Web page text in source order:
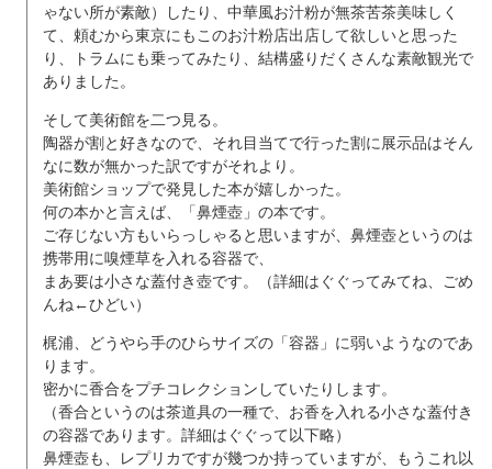
ゃない所が素敵）したり、中華風お汁粉が無茶苦茶美味しく
て、頼むから東京にもこのお汁粉店出店して欲しいと思った
り、トラムにも乗ってみたり、結構盛りだくさんな素敵観光で
ありました。
そして美術館を二つ見る。
陶器が割と好きなので、それ目当てで行った割に展示品はそん
なに数が無かった訳ですがそれより。
美術館ショップで発見した本が嬉しかった。
何の本かと言えば、「鼻煙壺」の本です。
ご存じない方もいらっしゃると思いますが、鼻煙壺というのは
携帯用に嗅煙草を入れる容器で、
まあ要は小さな蓋付き壺です。（詳細はぐぐってみてね、ごめ
んね←ひどい）
梶浦、どうやら手のひらサイズの「容器」に弱いようなのであ
ります。
密かに香合をプチコレクションしていたりします。
（香合というのは茶道具の一種で、お香を入れる小さな蓋付き
の容器であります。詳細はぐぐって以下略）
鼻煙壺も、レプリカですが幾つか持っていますが、もうこれ以